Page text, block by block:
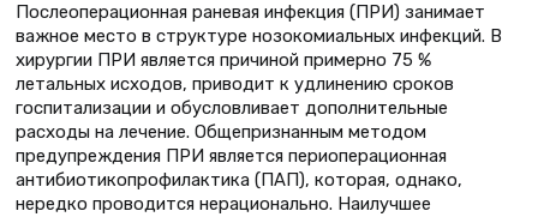
Послеоперационная раневая инфекция (ПРИ) занимает
важное место в структуре нозокомиальных инфекций. В
хирургии ПРИ является причиной примерно 75 %
летальных исходов, приводит к удлинению сроков
госпитализации и обусловливает дополнительные
расходы на лечение. Общепризнанным методом
предупреждения ПРИ является периоперационная
антибиотикопрофилактика (ПАП), которая, однако,
нередко проводится нерационально. Наилучшее